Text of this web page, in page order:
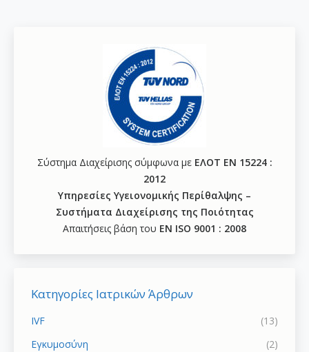
Σύστημα Διαχείρισης σύμφωνα με ΕΛΟΤ ΕΝ 15224 :
2012
Υπηρεσίες Υγειονομικής Περίθαλψης –
Συστήματα Διαχείρισης της Ποιότητας
Απαιτήσεις βάση του ΕΝ ISO 9001 : 2008
Κατηγορίες Ιατρικών Άρθρων
IVF
(13)
Εγκυμοσύνη
(2)